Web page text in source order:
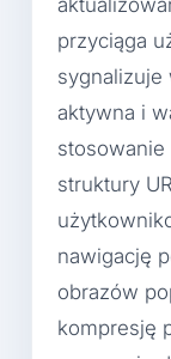
przyciąga
sygnalizuje
aktywna i
stosowanie
struktury
nawigację
obrazów
kompresję